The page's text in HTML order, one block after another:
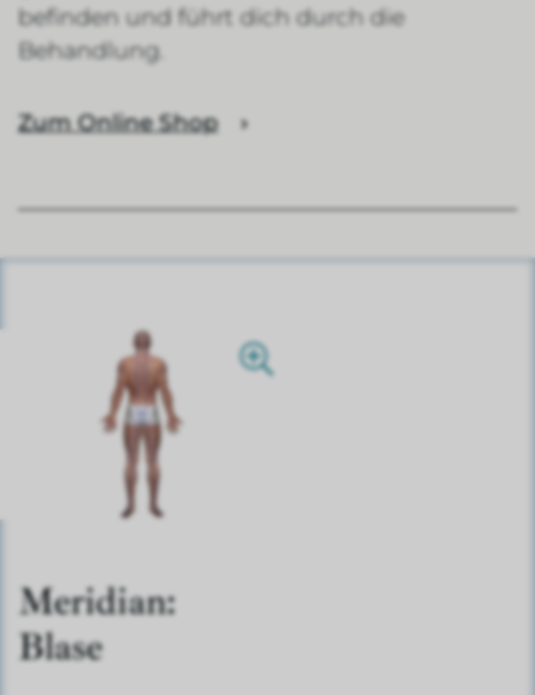
befinden und führt dich durch die
Behandlung.
Zum Online Shop
Meridian:
Blase